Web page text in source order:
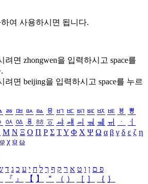
여 사용하시면 됩니다.
려면 zhongwen을 입력하시고 space를
려면 beijing을 입력하시고 space를 누르
ㅭ ㅮ ㅯ ㅰ ㅱ ㅲ ㅳ ㅴ ㅵ ㅶ ㅷ ㅸ
ㅹ
ㆂ ㆃ ㆄ ㆅ ㆆ ㆇ ㆈ ㆉ ㆊ ㆋ ㆌ ㆍ
ㆎ
Μ Ν Ξ Ο Π Ρ Σ ΤΥ Φ Χ Ψ Ω α β γ δ ε ζ η
φ χ ψ ω
פ ם ן ו ט א ר ק ף ך ל ח י ע כ ג ד
『 』 【 】 ＂ （ ） ［ ］ ｛ ｝